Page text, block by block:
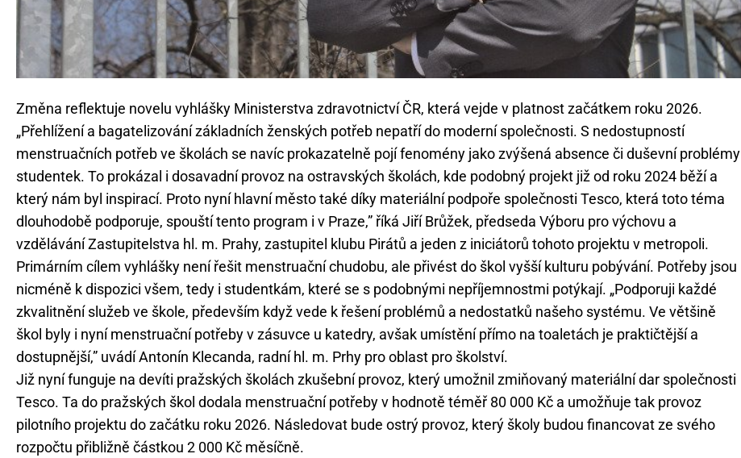
Změna reflektuje novelu vyhlášky Ministerstva zdravotnictví ČR, která vejde v platnost začátkem roku 2026.
„Přehlížení a bagatelizování základních ženských potřeb nepatří do moderní společnosti. S nedostupností
menstruačních potřeb ve školách se navíc prokazatelně pojí fenomény jako zvýšená absence či duševní problémy
studentek. To prokázal i dosavadní provoz na ostravských školách, kde podobný projekt již od roku 2024 běží a
který nám byl inspirací. Proto nyní hlavní město také díky materiální podpoře společnosti Tesco, která toto téma
dlouhodobě podporuje, spouští tento program i v Praze,” říká Jiří Brůžek, předseda Výboru pro výchovu a
vzdělávání Zastupitelstva hl. m. Prahy, zastupitel klubu Pirátů a jeden z iniciátorů tohoto projektu v metropoli.
Primárním cílem vyhlášky není řešit menstruační chudobu, ale přivést do škol vyšší kulturu pobývání. Potřeby jsou
nicméně k dispozici všem, tedy i studentkám, které se s podobnými nepříjemnostmi potýkají. „Podporuji každé
zkvalitnění služeb ve škole, především když vede k řešení problémů a nedostatků našeho systému. Ve většině
škol byly i nyní menstruační potřeby v zásuvce u katedry, avšak umístění přímo na toaletách je praktičtější a
dostupnější,” uvádí Antonín Klecanda, radní hl. m. Prhy pro oblast pro školství.
Již nyní funguje na devíti pražských školách zkušební provoz, který umožnil zmiňovaný materiální dar společnosti
Tesco. Ta do pražských škol dodala menstruační potřeby v hodnotě téměř 80 000 Kč a umožňuje tak provoz
pilotního projektu do začátku roku 2026. Následovat bude ostrý provoz, který školy budou financovat ze svého
rozpočtu přibližně částkou 2 000 Kč měsíčně.